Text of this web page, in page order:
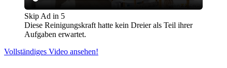
Skip Ad in 5
Diese Reinigungskraft hatte kein Dreier als Teil ihrer
Aufgaben erwartet.
Vollständiges Video ansehen!